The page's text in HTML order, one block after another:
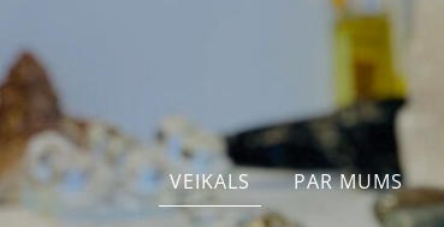
VEIKALS PAR MUMS